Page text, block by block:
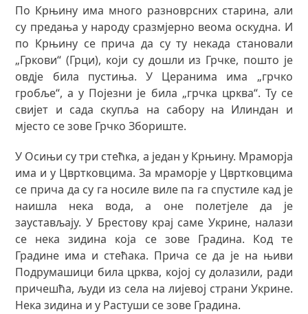
По Крњину има много разноврсних старина, али
су предања у народу сразмјерно веома оскудна. И
по Крњину се прича да су ту некада становали
„Гркови“ (Грци), који су дошли из Грчке, пошто је
овдје била пустиња. У Церанима има „грчко
гробље“, а у Појезни је била „грчка црква“. Ту се
свијет и сада скупља на сабору на Илиндан и
мјесто се зове Грчко Збориште.
У Осињи су три стећка, а један у Крњину. Мраморја
има и у Цвртковцима. За мраморје у Цвртковцима
се прича да су га носиле виле па га спустиле кад је
наишла нека вода, а оне полетјеле да је
заустављају. У Брестову крај саме Укрине, налази
се нека зидина која се зове Градина. Код те
Градине има и стећака. Прича се да је на њиви
Подрумашици била црква, којој су долазили, ради
причешћа, људи из села на лијевој страни Укрине.
Нека зидина и у Растуши се зове Градина.